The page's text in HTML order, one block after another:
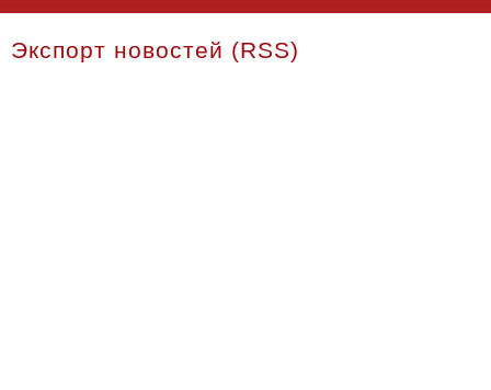
Экспорт новостей (RSS)